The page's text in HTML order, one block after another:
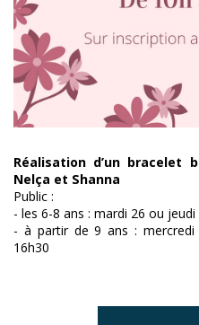
Réalisation d’un bracelet
Nelça et Shanna
Public :
- les 6-8 ans : mardi 26 ou
- à partir de 9 ans :
16h30